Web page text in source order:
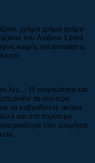
χρήμα χρήμα χρήμα
του Andrew Lloyd
καιρός για αποφάσεις
λες… Η νευρικότητα και
τα ανώτερα
να καβγαδίσετε ακόμα
και στο ευρύτερο
τότε τολμήστε